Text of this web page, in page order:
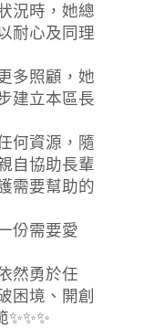
況時，她總
耐心及同理
多照顧，她
建立本區長
何資源，隨
自協助長輩
需要幫助的
份需要愛
然勇於任
困境、開創